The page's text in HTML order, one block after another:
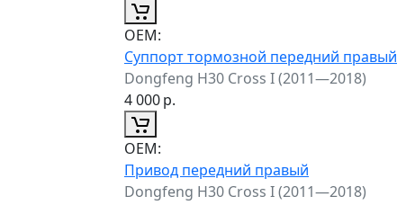
ОЕМ:
Суппорт тормозной передний правый
Dongfeng H30 Cross I (2011—2018)
4 000р.
ОЕМ:
Привод передний правый
Dongfeng H30 Cross I (2011—2018)